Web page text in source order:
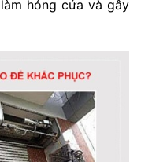
hỏng cửa và gây